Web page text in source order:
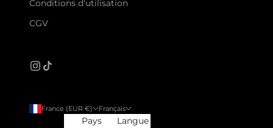
Conditions d'utilisation
CGV
France (EUR €)
Pays
Français
Langue